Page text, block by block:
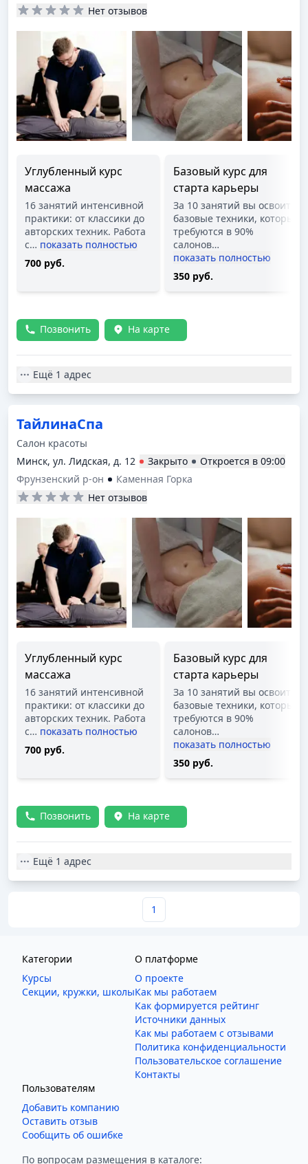
Нет отзывов
Углубленный курс
массажа
16 занятий интенсивной
практики: от классики до
авторских техник. Работа
с… показать полностью
700 руб.
Базовый курс для
старта карьеры
За 10 занятий вы освоите
базовые техники, которые
требуются в 90%
салонов…
показать полностью
350 руб.
Позвонить На карте
Ещё 1 адрес
ТайлинаСпа
Салон красоты
Минск, ул. Лидская, д. 12
Закрыто Откроется в 09:00
Фрунзенский р-он
Каменная Горка
Нет отзывов
Углубленный курс
массажа
16 занятий интенсивной
практики: от классики до
авторских техник. Работа
с… показать полностью
700 руб.
Базовый курс для
старта карьеры
За 10 занятий вы освоите
базовые техники, которые
требуются в 90%
салонов…
показать полностью
350 руб.
Позвонить На карте
Ещё 1 адрес
1
Категории
Курсы
Секции, кружки, школы
О платформе
О проекте
Как мы работаем
Как формируется рейтинг
Источники данных
Как мы работаем с отзывами
Политика конфиденциальности
Пользовательское соглашение
Контакты
Пользователям
Добавить компанию
Оставить отзыв
Сообщить об ошибке
По вопросам размещения в каталоге: